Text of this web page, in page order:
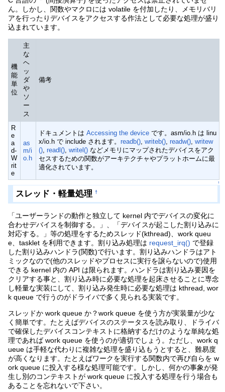
ん。しかし、関数やマクロには volatile を付加したり、メモリバリ
アを行ったりデバイスをアクセスする作法として必要な処理が盛り
込まれています。
機
能
単
位
主
な
ヘ
ッ
ダ
や
ソ
ー
ス
備考
R
e
a
d-
W
rit
e
as
m/i
o.h
ドキュメントはAccessing the device です。asm/io.h は linu
x/io.h で include されます。readb(),writeb(),readw(),writew
(),readl(),writel() などメモリにマップされたデバイスをアク
セスするための関数がアーキテクチャやプラットホームに最
適化されています。
↑
スレッド・軽量処理 †
「ユーザーランドの動作と独立して kernel 内でデバイスの変化に
合わせデバイスを制御する。」、「デバイスが起こした割り込みに
対応する。」等の処理をするためスレッド(kthread)、work queu
e、tasklet を利用できます。割り込み処理は request_irq() で登録
した割り込みハンドラ(関数)で行います。割り込みハンドラはアト
ミックなので(他のスレッドやプロセスに実行を譲らないので)使用
できる kernel 内の API は限られます。ハンドラは割り込み要因を
クリアする事と、割り込み時に必要な処理を起床させることに専念
し軽量な実装にして、割り込み発生時に必要な処理は kthread, wor
k queue で行うのがドライバで多く見られる実装です。
スレッドか work queue か？work queue を使う方が実装量が少な
く簡単です。たとえばデバイスのステータスを読み取り、ドライバ
で確保したデバイスコンテキストに格納するだけのような単純な処
理であれば work queue を使うのが適切でしょう。ただし、work q
ueue は手軽な代わりに複雑な処理を盛り込もうとすると、難易度
が高くなります。たとえばワークを実行する関数内で再び自らを w
ork queue に投入する様な処理可能です。しかし、何かの事象が発
生し別のコンテキストが work queue に投入する処理を行う場合も
あることを忘れないで下さい。